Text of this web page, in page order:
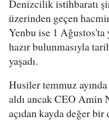
Denizcilik istihbaratı
üzerinden geçen
Yenbu ise 1
hazır bulunmasıyla
yaşadı.
Husiler temmuz
aldı ancak CEO Amin
açıdan kayda değer bir